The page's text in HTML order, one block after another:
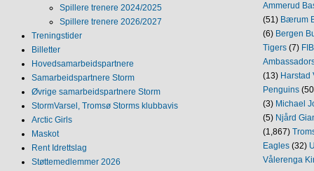
Spillere trenere 2024/2025
Spillere trenere 2026/2027
Treningstider
Billetter
Hovedsamarbeidspartnere
Samarbeidspartnere Storm
Øvrige samarbeidspartnere Storm
StormVarsel, Tromsø Storms klubbavis
Arctic Girls
Maskot
Rent Idrettslag
Støttemedlemmer 2026
Ammerud
(51) Bærum
(6) Bergen
Tigers (7)
(13) Harstad
Penguins
(3) Michael
(5) Njård
(1,867)
Eagles (32)
Vålerenga